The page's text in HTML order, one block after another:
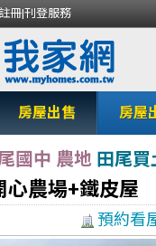
冊|刊登服務
房屋出售 房屋
國中 農地 田尾買
心農場+鐵皮屋
預約看